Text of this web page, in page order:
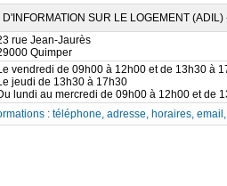
SUR LE LOGEMENT
rue Jean-Jaurès
Quimper
vendredi de 09h00 à 12h00 et de 13h30 à
jeudi de 13h30 à 17h30
lundi au mercredi de 09h00 à 12h00 et de
: téléphone, adresse, horaires,